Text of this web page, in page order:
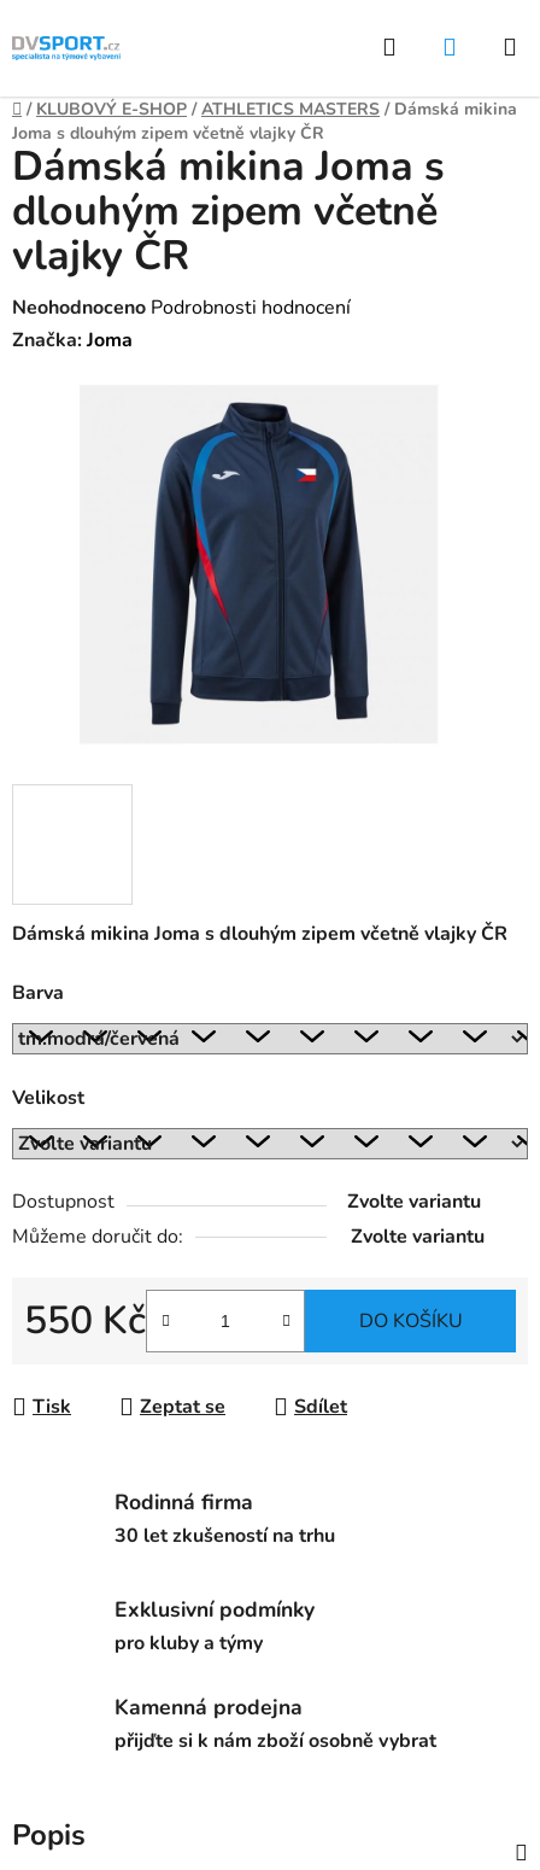
Přejít
na
Hledat
Domů
/ KLUBOVÝ E-SHOP / ATHLETICS MASTERS / Dámská mikina
Joma s dlouhým zipem včetně vlajky ČR
Dámská mikina Joma s dlouhým zipem včetně vlajky ČR
Barva
Velikost
Dostupnost
Zvolte variantu
Můžeme doručit do:
Zvolte variantu
550 Kč DO KOŠÍKU
Tisk Zeptat se Sdílet
Dámská mikina Joma s
dlouhým zipem včetně
vlajky ČR
Průměrné
hodnocení
Neohodnoceno Podrobnosti hodnocení
Značka:Joma
Rodinná firma
30 let zkušeností na trhu
Exklusivní podmínky
pro kluby a týmy
Kamenná prodejna
přijďte si k nám zboží osobně vybrat
Popis